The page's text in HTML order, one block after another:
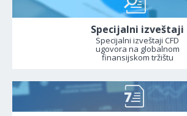
Specijalni izveštaji
Specijalni izveštaji CFD
ugovora na globalnom
finansijskom tržištu